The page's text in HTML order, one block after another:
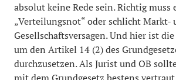
absolut keine Rede sein. Richtig muss
„Verteilungsnot“ oder schlicht Markt-
Gesellschaftsversagen. Und hier ist
um den Artikel 14 (2) des
durchzusetzen. Als Jurist und OB